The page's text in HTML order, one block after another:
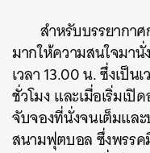
สำหรับบรรยากา
มากให้ความสนใจมานั่
เวลา 13.00 น. ซึ่งเป็น
ชั่วโมง และเมื่อเริ่มเปิ
จับจองที่นั่งจนเต็มแล
สนามฟุตบอล ซึ่งพรรค